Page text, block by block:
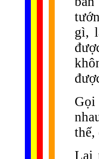
gì,
Gọi
thế,
Lại